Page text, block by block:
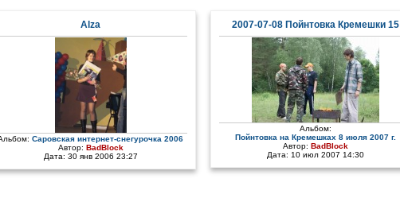
Alza
Саровская интернет-снегурочка 2006
Автор: BadBlock
Дата: 30 янв 2006 23:27
2007-07-08 Пойнтовка Кремешки 15
Альбом:
Пойнтовка на Кремешках 8 июля 2007 г.
Автор: BadBlock
Дата: 10 июл 2007 14:30